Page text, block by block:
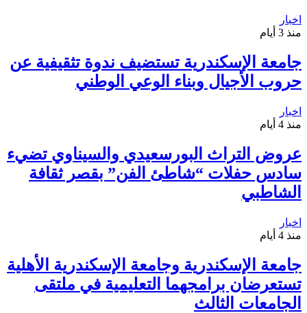
اخبار
منذ 3 أيام
جامعة الإسكندرية تستضيف ندوة تثقيفية عن
حروب الأجيال وبناء الوعي الوطني
اخبار
منذ 4 أيام
عروض التراث البورسعيدي والسيناوي تضيء
سادس حفلات “شاطئ الفن” بقصر ثقافة
الشاطبي
اخبار
منذ 4 أيام
جامعة الإسكندرية وجامعة الإسكندرية الأهلية
تستعرضان برامجهما التعليمية في ملتقى
الجامعات الثالث